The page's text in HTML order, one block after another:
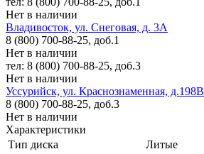
Нет в наличии
Владивосток, ул. Снеговая, д. 3А
8 (800) 700-88-25, доб.1
Нет в наличии
тел: 8 (800) 700-88-25, доб.3
Нет в наличии
Уссурийск, ул. Краснознаменная, д.198В
8 (800) 700-88-25, доб.3
Нет в наличии
Характеристики
Тип диска
Литые